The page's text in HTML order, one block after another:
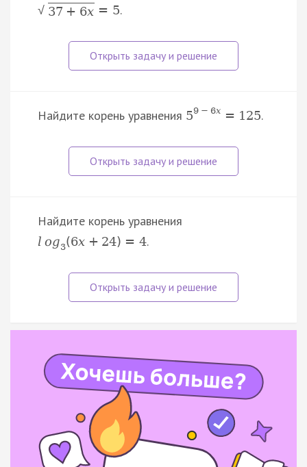
√ 37 + 6x = 5.
Найдите корень уравнения 59 − 6x = 125.
Найдите корень уравнения
l og3(6x + 24) = 4.